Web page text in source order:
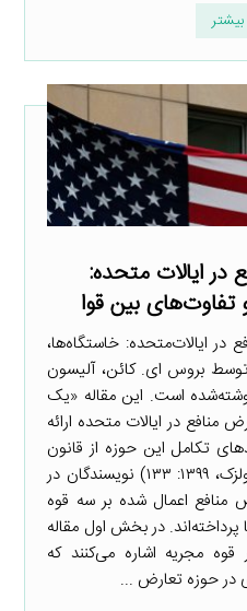
در ایالات متحده:
تفاوت‌های بین قوا
در ایالات‌متحده: خاستگاه‌ها،
بروس ای. کائن، آلیسون
است. این مقاله «یک
منافع در ایالات متحده ارائه
تکامل این حوزه از قانون
تأمل می‌کند.» (کائن، گاش و اولزک، ۱۳۹۹: ۱۳۳) نویسندگان در
منافع اعمال شده بر سه قوه
پرداخته‌اند. در بخش اول مقاله
قوه مجریه اشاره می‌کنند که
در حوزه تعارض ...